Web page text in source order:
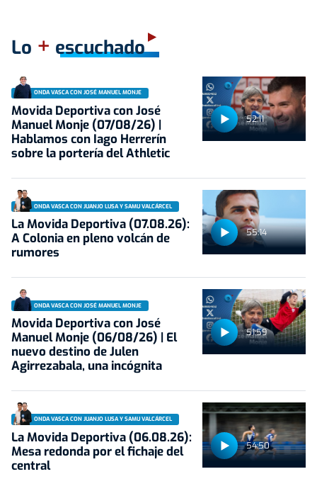
Lo + escuchado
52:11
ONDA VASCA CON JOSÉ MANUEL MONJE
Movida Deportiva con José
Manuel Monje (07/08/26) |
Hablamos con Iago Herrerín
sobre la portería del Athletic
55:14
ONDA VASCA CON JUANJO LUSA Y SAMU VALCÁRCEL
La Movida Deportiva (07.08.26):
A Colonia en pleno volcán de
rumores
51:59
ONDA VASCA CON JOSÉ MANUEL MONJE
Movida Deportiva con José
Manuel Monje (06/08/26) | El
nuevo destino de Julen
Agirrezabala, una incógnita
54:50
ONDA VASCA CON JUANJO LUSA Y SAMU VALCÁRCEL
La Movida Deportiva (06.08.26):
Mesa redonda por el fichaje del
central